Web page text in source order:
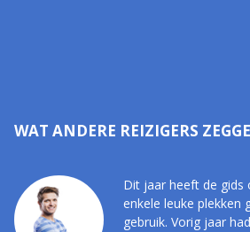
WAT ANDERE REIZIGERS
Dit jaar heeft de gids
enkele leuke plekken
gebruik. Vorig jaar